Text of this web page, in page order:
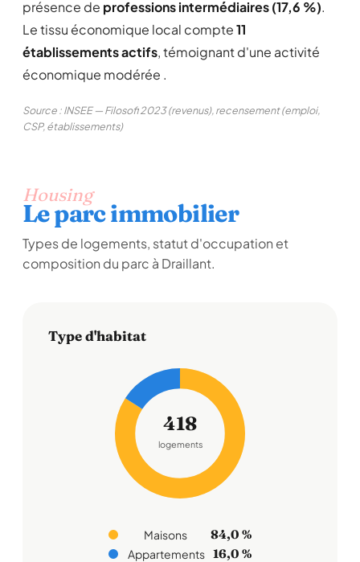
présence de professions intermédiaires (17,6 %).
Le tissu économique local compte11
établissements actifs, témoignant d'une activité
économique modérée .
Source : INSEE — Filosofi 2023 (revenus), recensement (emploi,
CSP, établissements)
Housing
Le parc immobilier
Types de logements, statut d'occupation et
composition du parc à Draillant.
Type d'habitat
418
logements
Maisons 84,0 %
Appartements 16,0 %